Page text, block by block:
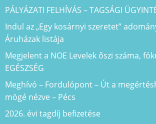
PÁLYÁZATI FELHÍVÁS – TAGSÁGI
Indul az „Egy kosárnyi szeretet”
Áruházak listája
Megjelent a NOE Levelek őszi száma,
EGÉSZSÉG
Meghívó – Fordulópont – Út a
mögé nézve – Pécs
2026. évi tagdíj befizetése